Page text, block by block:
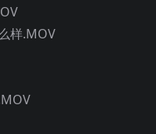
样.MOV